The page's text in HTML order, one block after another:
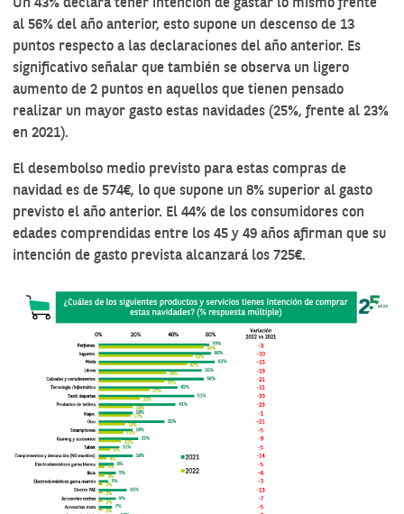
Un 43% declara tener intención de gastar lo mismo frente
al 56% del año anterior, esto supone un descenso de 13
puntos respecto a las declaraciones del año anterior. Es
significativo señalar que también se observa un ligero
aumento de 2 puntos en aquellos que tienen pensado
realizar un mayor gasto estas navidades (25%, frente al 23%
en 2021).
El desembolso medio previsto para estas compras de
navidad es de 574€, lo que supone un 8% superior al gasto
previsto el año anterior. El 44% de los consumidores con
edades comprendidas entre los 45 y 49 años afirman que su
intención de gasto prevista alcanzará los 725€.